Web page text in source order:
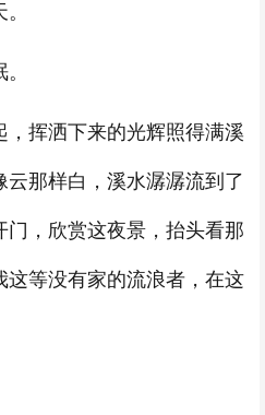
挥洒下来的光辉照得满溪
那样白，溪水潺潺流到了
，欣赏这夜景，抬头看那
这等没有家的流浪者，在这